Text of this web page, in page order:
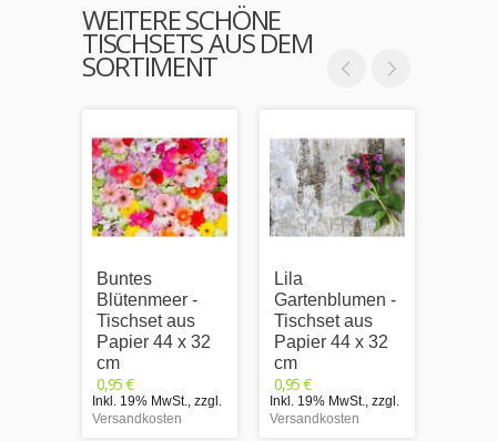
WEITERE SCHÖNE
TISCHSETS AUS DEM
SORTIMENT
Buntes
Blütenmeer -
Tischset aus
Papier 44 x 32
cm
0,95 €
Inkl. 19% MwSt., zzgl.
Versandkosten
Lila
Gartenblumen -
Tischset aus
Papier 44 x 32
cm
0,95 €
Inkl. 19% MwSt., zzgl.
Versandkosten